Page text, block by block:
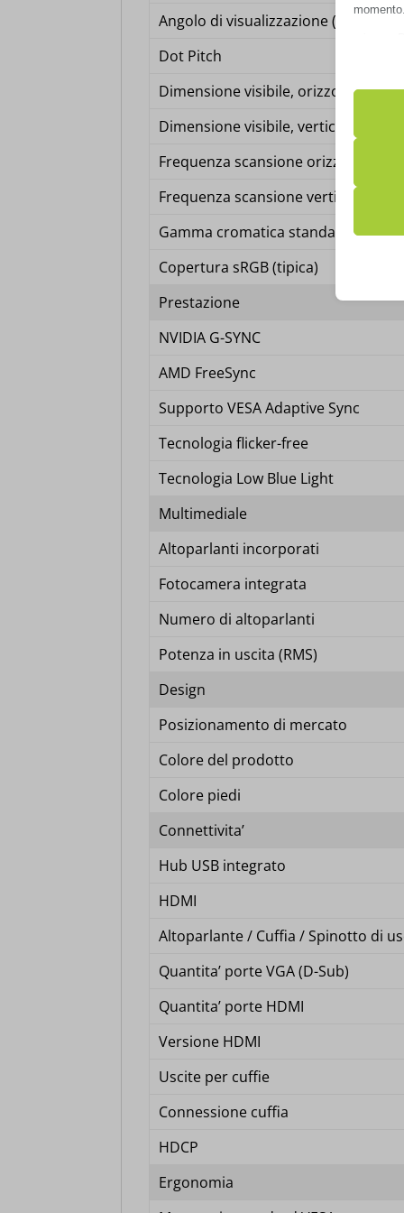
Angolo di visualizzazione (verticale)
Dot Pitch
Dimensione visibile, orizzontale
Dimensione visibile, verticale
Frequenza scansione orizzontale
Frequenza scansione verticale
Gamma cromatica standard
Copertura sRGB (tipica)
Prestazione
NVIDIA G-SYNC
AMD FreeSync
Supporto VESA Adaptive Sync
Tecnologia flicker-free
Tecnologia Low Blue Light
Multimediale
Altoparlanti incorporati
Fotocamera integrata
Numero di altoparlanti
Potenza in uscita (RMS)
Design
Posizionamento di mercato
Colore del prodotto
Colore piedi
Connettivita’
Hub USB integrato
HDMI
Altoparlante / Cuffia / Spinotto di
Quantita’ porte VGA (D-Sub)
Quantita’ porte HDMI
Versione HDMI
Uscite per cuffie
Connessione cuffia
HDCP
Ergonomia
I
tk_ai
_gd*